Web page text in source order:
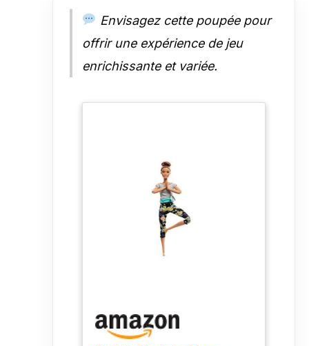
Envisagez cette poupée pour
offrir une expérience de jeu
enrichissante et variée.